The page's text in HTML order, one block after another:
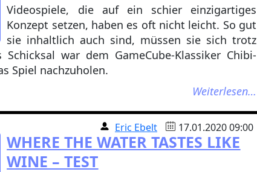
Videospiele, die auf ein schier einzigartiges
Konzept setzen, haben es oft nicht leicht. So gut
sie inhaltlich auch sind, müssen sie sich trotz
war dem GameCube-Klassiker Chibi-
Spiel nachzuholen.
Weiterlesen…
Eric Ebelt 17.01.2020 09:00
WHERE THE WATER TASTES LIKE
WINE – TEST